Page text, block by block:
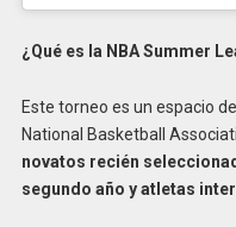
¿Qué es la NBA Summer
Este torneo es un espacio
National Basketball
novatos recién
segundo año y atletas